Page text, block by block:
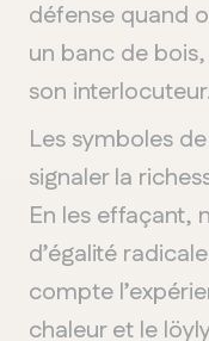
défense quand
un banc de
son
Les symboles
signaler la
En les effaçant,
d’égalité
compte
chaleur et le